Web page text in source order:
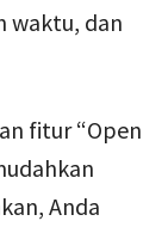
waktu, dan
fitur “Open
Anda